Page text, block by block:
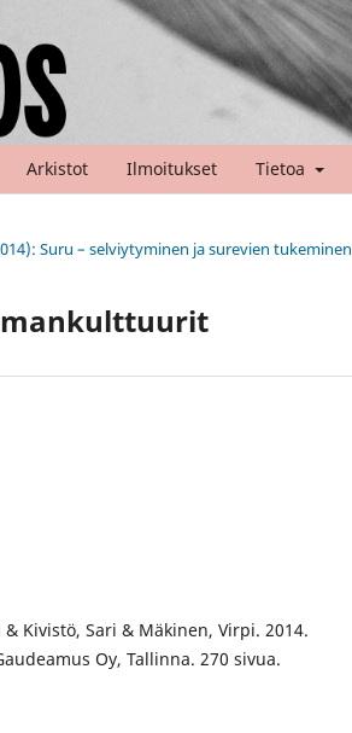
Arkistot Ilmoitukset Tietoa
Suru – selviytyminen ja surevien tukeminen
Kivistö, Sari & Mäkinen, Virpi. 2014.
Oy, Tallinna. 270 sivua.